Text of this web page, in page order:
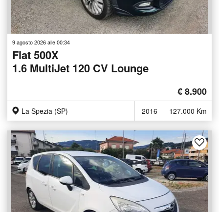
9 agosto 2026 alle 00:34
Fiat 500X
1.6 MultiJet 120 CV Lounge
€ 8.900
La Spezia (SP) 2016 127.000 Km